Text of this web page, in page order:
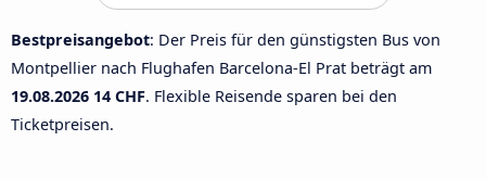
Bestpreisangebot: Der Preis für den günstigsten Bus von
Montpellier nach Flughafen Barcelona-El Prat beträgt am
19.08.2026 14 CHF. Flexible Reisende sparen bei den
Ticketpreisen.